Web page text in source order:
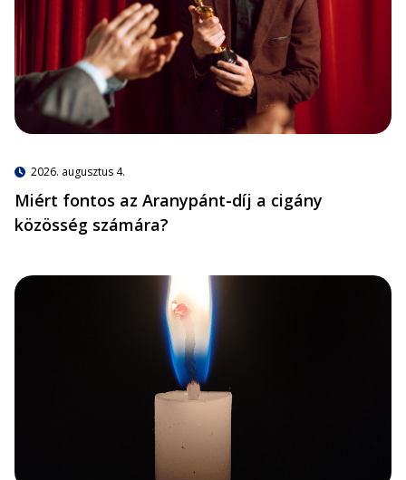
2026. augusztus 4.
Miért fontos az Aranypánt-díj a cigány
közösség számára?